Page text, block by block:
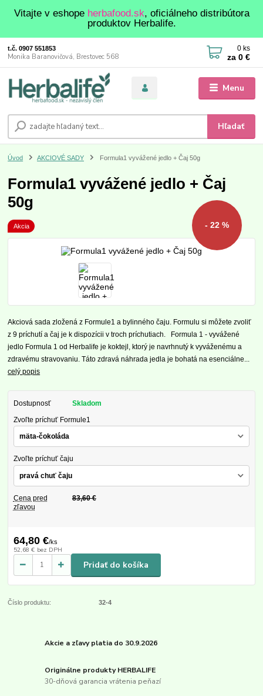
Vitajte v eshope herbafood.sk, oficiálneho distribútora
produktov Herbalife.
Menu
Hľadať
t.č. 0907 551853
Monika Baranovičová, Brestovec 568
0ks
za 0 €
Úvod AKCIOVÉ SADY Formula1 vyvážené jedlo + Čaj 50g
Formula1 vyvážené jedlo + Čaj
50g
Akcia - 22 %
Akciová sada zložená z Formule1 a bylinného čaju. Formulu si môžete zvoliť
z 9 príchutí a čaj je k dispozícii v troch príchutiach. Formula 1 - vyvážené
jedlo Formula 1 od Herbalife je koktejl, ktorý je navrhnutý k vyváženému a
zdravému stravovaniu. Táto zdravá náhrada jedla je bohatá na esenciálne...
celý popis
Dostupnosť Skladom
Zvoľte príchuť Formule1
Zvoľte príchuť čaju
Cena pred
zľavou
83,60 €
64,80 €/ks
52,68 € bez DPH
Pridať do košíka
Číslo produktu: 32-4
Akcie a zľavy platia do 30.9.2026
Originálne produkty HERBALIFE
30-dňová garancia vrátenia peňazí